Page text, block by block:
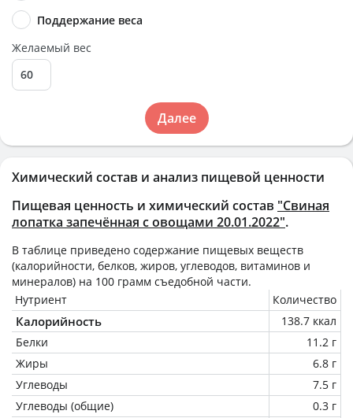
Химический состав и анализ пищевой ценности
Пищевая ценность и химический состав "Свиная
лопатка запечённая с овощами 20.01.2022".
В таблице приведено содержание пищевых веществ
(калорийности, белков, жиров, углеводов, витаминов и
минералов) на 100 грамм съедобной части.
Нутриент
Количество
Калорийность
138.7 ккал
Белки
11.2 г
Жиры
6.8 г
Углеводы
7.5 г
Углеводы (общие)
0.3 г
Поддержание веса
Желаемый вес
Далее